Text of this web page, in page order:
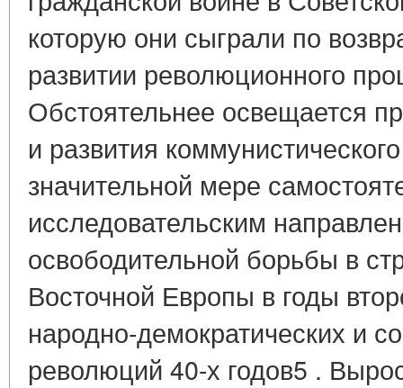
которую они сыграли по
развитии революционного
Обстоятельнее освещается
и развития
значительной мере
исследовательским
освободительной борьбы в
Восточной Европы в годы
народно-демократических и
революций 40-х годов5 .